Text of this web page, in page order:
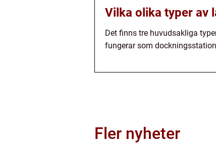
Vilka olika typer av
Det finns tre huvudsakliga
fungerar som
Fler nyheter